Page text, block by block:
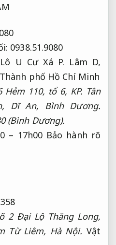
0938.51.9080
U Cư Xá P. Lâm D,
phố Hồ Chí Minh
Hẻm 110, tổ 6, KP. Tân
Dĩ An, Bình Dương.
(Bình Dương).
– 17h00 Bảo hành rõ
2 Đại Lộ Thăng Long,
Từ Liêm, Hà Nội. Vật